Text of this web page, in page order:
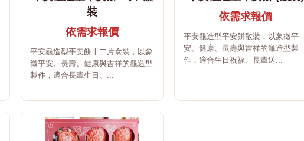
裝
依需求報價
平安龜造型平安餅十二片盒裝，以象
徵平安、長壽、健康與吉祥的龜造型
製作，適合長輩生日、...
依需求報價
平安龜造型平安餅散裝，以象徵平
安、健康、長壽與吉祥的龜造型製
作，適合生日祝福、長輩送...